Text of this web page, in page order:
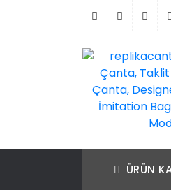
Bags,
ÜRÜN